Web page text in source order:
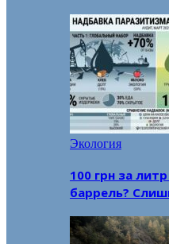
Экология
100 грн за
баррель?